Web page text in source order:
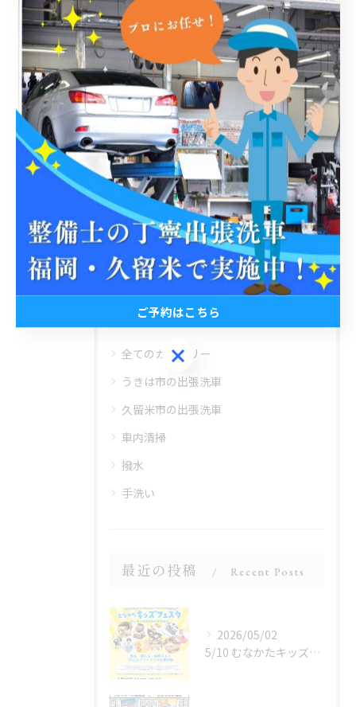
< 前のページ 一覧に戻る 次のページ >
関連タグ
#出張洗車 #丁寧
#3pH洗車
#ホイール洗浄
#福岡
#普通自動車
#軽自動車
#水垢
カテゴリー
全てのカテゴリー
うきは市の出張洗車
久留米市の出張洗車
車内清掃
撥水
手洗い
最近の投稿 Recent Posts
2026/05/02
5/10 むなかたキッズフェスタ 子どものお仕事体験
ご予約はこちら
ご予約はこちら